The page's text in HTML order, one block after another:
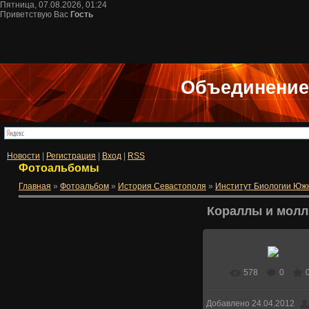
Пятница, 07.08.2026, 01:24
Приветствую Вас Гость
Новости | Регистрация | Вход | RSS
Фотоальбомы
Главная » Фотоальбом» История Севастополя » Институт Биологии
Кораллы и
В реальном
578 0
Добавлено 24.04.2012